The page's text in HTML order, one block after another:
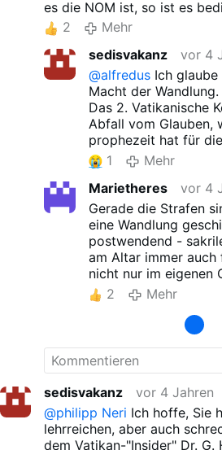
es die NOM ist, so ist es
Bischof und dem Glauben
Leib des Herrn !
wenn Hostien zu Boden
zertreten werden ! Was
erkennen :... der Zorn des
Konzil !Deshalb kam es
Aufbruch, sondern zum
Hl.Geisthat keinen
heute deutlich sehen !
2
Mehr
sedisvakanz
vor 4
@alfredusIch glaube
Macht der Wandlung.
Das 2. Vatikanische
Abfall vom Glauben,
prophezeit hat für
Wiederkunft des Herrn.
Vorher werde der
nicht der große
Aber wenn Sie sich
machten und einigen
früherer Päpste lesen
Sie auch, dass die
vollziehen, nur ein
hat. Und ab wann
wüssten Sie dann
so viele
angeführt, dass es
nur Oblaten sind
niemand
bei unwürdigem
widerfahren ist!
NIEMAND!
Sie denken
1
Mehr
Marietheres
vor 4
Gerade die Strafen
eine Wandlung
postwendend -
am Altar immer
nicht nur im eigenen
- da im kleinen Ort
verfolgen. Mit dem
Ort flossen auch
endeten die mit dem
gleichzeitig
plötzlich [ wie z. B.
plötzliche Anhäufung
erkennbaren Grund,
geschehene
Germanwings ist
2 Mehr
sedisvakanz
vor 4 Jahren
@philipp Neri Ich hoffe, Sie
lehrreichen, aber auch
dem Vatikan-"Insider" Dr. G.